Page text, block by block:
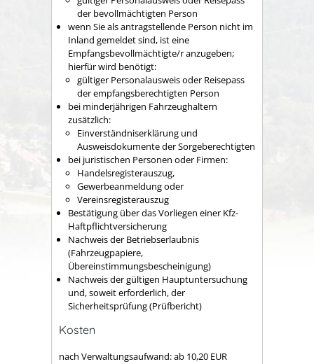
der bevollmächtigten Person
wenn Sie als antragstellende Person nicht im
Inland gemeldet sind, ist eine
Empfangsbevollmächtigte/r anzugeben;
hierfür wird benötigt:
gültiger Personalausweis oder Reisepass
der empfangsberechtigten Person
bei minderjährigen Fahrzeughaltern
zusätzlich:
Einverständniserklärung und
Ausweisdokumente der Sorgeberechtigten
bei juristischen Personen oder Firmen:
Handelsregisterauszug,
Gewerbeanmeldung oder
Vereinsregisterauszug
Bestätigung über das Vorliegen einer Kfz-
Haftpflichtversicherung
Nachweis der Betriebserlaubnis
(Fahrzeugpapiere,
Übereinstimmungsbescheinigung)
Nachweis der gültigen Hauptuntersuchung
und, soweit erforderlich, der
Sicherheitsprüfung (Prüfbericht)
Kosten
nach Verwaltungsaufwand: ab 10,20 EUR